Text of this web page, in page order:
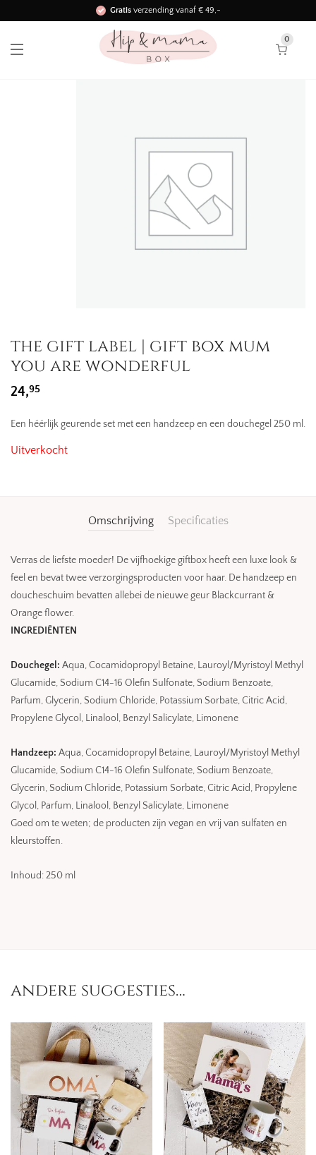
Gratisverzending vanaf € 49,-
Binnen 3 werkdagen in huis!
0
the gift label | gift box mum
you are wonderful
24,95
Een héérlijk geurende set met een handzeep en een douchegel 250 ml.
Uitverkocht
Omschrijving Specificaties
Verras de liefste moeder! De vijfhoekige giftbox heeft een luxe look &
feel en bevat twee verzorgingsproducten voor haar. De handzeep en
doucheschuim bevatten allebei de nieuwe geur Blackcurrant &
Orange flower.
INGREDIËNTEN
Douchegel: Aqua, Cocamidopropyl Betaine, Lauroyl/Myristoyl Methyl
Glucamide, Sodium C14-16 Olefin Sulfonate, Sodium Benzoate,
Parfum, Glycerin, Sodium Chloride, Potassium Sorbate, Citric Acid,
Propylene Glycol, Linalool, Benzyl Salicylate, Limonene
Handzeep: Aqua, Cocamidopropyl Betaine, Lauroyl/Myristoyl Methyl
Glucamide, Sodium C14-16 Olefin Sulfonate, Sodium Benzoate,
Glycerin, Sodium Chloride, Potassium Sorbate, Citric Acid, Propylene
Glycol, Parfum, Linalool, Benzyl Salicylate, Limonene
Goed om te weten; de producten zijn vegan en vrij van sulfaten en
kleurstoffen.
Inhoud: 250 ml
andere suggesties…